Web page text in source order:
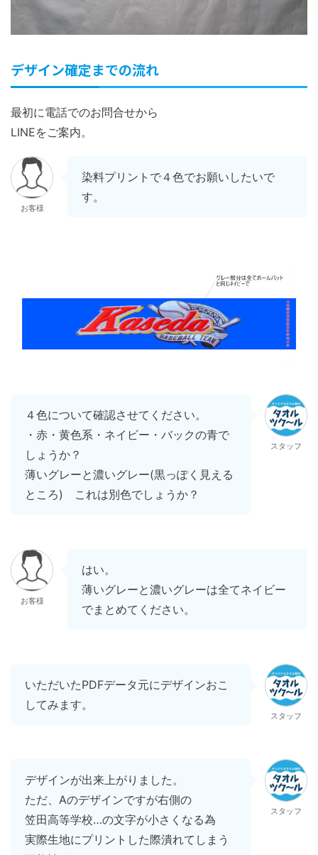
デザイン確定までの流れ
最初に電話でのお問合せから
LINEをご案内。
お客様
染料プリントで４色でお願いしたいで
す。
４色について確認させてください。
・赤・黄色系・ネイビー・バックの青で
しょうか？
薄いグレーと濃いグレー(黒っぽく見える
ところ) これは別色でしょうか？
スタッフ
お客様
はい。
薄いグレーと濃いグレーは全てネイビー
でまとめてください。
いただいたPDFデータ元にデザインおこ
してみます。
スタッフ
デザインが出来上がりました。
ただ、Aのデザインですが右側の
笠田高等学校…の文字が小さくなる為
実際生地にプリントした際潰れてしまう
スタッフ